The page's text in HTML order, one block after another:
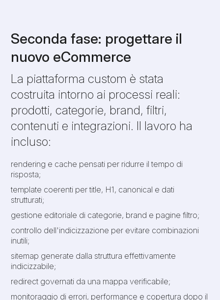
Seconda fase: progettare il
nuovo eCommerce
La piattaforma custom è stata
costruita intorno ai processi reali:
prodotti, categorie, brand, filtri,
contenuti e integrazioni. Il lavoro ha
incluso:
rendering e cache pensati per ridurre il tempo di
risposta;
template coerenti per title, H1, canonical e dati
strutturati;
gestione editoriale di categorie, brand e pagine filtro;
controllo dell'indicizzazione per evitare combinazioni
inutili;
sitemap generate dalla struttura effettivamente
indicizzabile;
redirect governati da una mappa verificabile;
monitoraggio di errori, performance e copertura dopo il